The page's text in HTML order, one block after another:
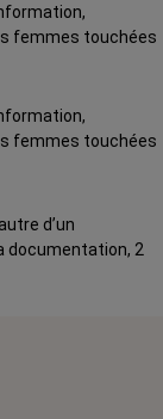
femmes touchées
femmes touchées
d’un
documentation, 2